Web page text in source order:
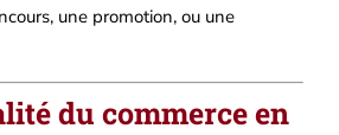
une promotion, ou une
du commerce en